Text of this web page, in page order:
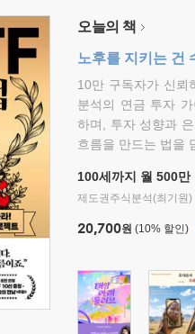
오늘의 책
노후를 지키는 건
10만 구독자가 신뢰
분석의 연금 투자
하며, 투자 성향과
흐름을 만드는 법을
100세까지 월 500만
제도권주식분석(최기원)
20,700원 (10% 할인)